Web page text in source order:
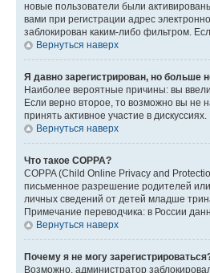
новые пользователи были
вами при регистрации адрес
заблокирован каким-либо фильтром.
Вернуться наверх
Я давно зарегистрирован, но больше
Наиболее вероятные причины: вы
Если верно второе, то возможно вы не
принять активное участие в дискуссиях.
Вернуться наверх
Что такое COPPA?
COPPA (Child Online Privacy and
письменное разрешение родителей
личных сведений от детей младше
Примечание переводчика: в России
Вернуться наверх
Почему я не могу
Возможно, администратор